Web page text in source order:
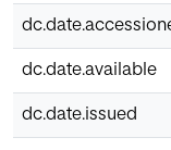
dc.date.available
dc.date.issued